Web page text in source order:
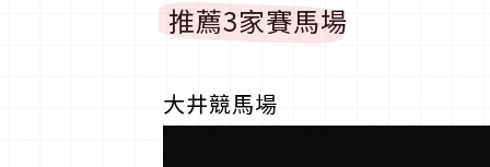
推薦3家賽馬場
大井競馬場